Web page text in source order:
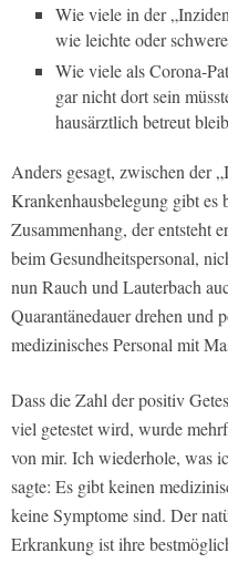
Wie viele in der
wie leichte oder
Wie viele als Corona-
gar nicht dort sein
hausärztlich betreut
Anders gesagt, zwischen der
Krankenhausbelegung gibt
Zusammenhang, der entsteht
beim Gesundheitspersonal,
nun Rauch und Lauterbach
Quarantänedauer drehen und
medizinisches Personal mit
Dass die Zahl der positiv
viel getestet wird, wurde
von mir. Ich wiederhole, was
sagte: Es gibt keinen
keine Symptome sind. Der
Erkrankung ist ihre